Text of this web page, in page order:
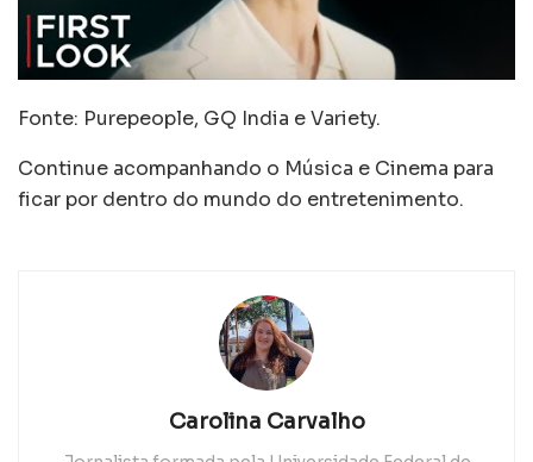
Fonte: Purepeople, GQ India e Variety.
Continue acompanhando o Música e Cinema para
ficar por dentro do mundo do entretenimento.
Carolina Carvalho